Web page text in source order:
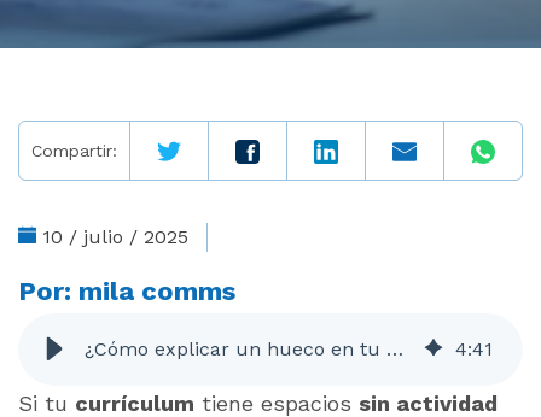
Compartir:
10 / julio / 2025
Por: mila comms
¿Cómo explicar un hueco en tu CV por maternidad, desempleo o cambio de carrera? 4:41
Si tu currículum tiene espacios sin actividad